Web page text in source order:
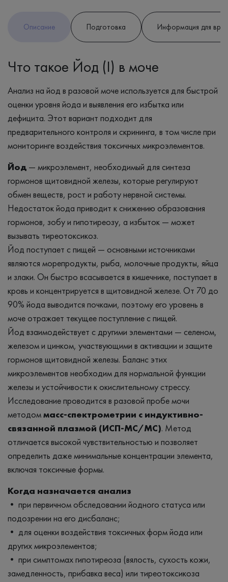
Описание Подготовка Информация для
Что такое Йод (I) в моче
Анализ на йод в разовой моче используется для быстрой
оценки уровня йода и выявления его избытка или
дефицита. Этот вариант подходит для
предварительного контроля и скрининга, в том числе при
мониторинге воздействия токсичных микроэлементов.
Йод — микроэлемент, необходимый для синтеза
гормонов щитовидной железы, которые регулируют
обмен веществ, рост и работу нервной системы.
Недостаток йода приводит к снижению образования
гормонов, зобу и гипотиреозу, а избыток — может
вызывать тиреотоксикоз.
Йод поступает с пищей — основными источниками
являются морепродукты, рыба, молочные продукты, яйца
и злаки. Он быстро всасывается в кишечнике, поступает в
кровь и концентрируется в щитовидной железе. От 70 до
90% йода выводится почками, поэтому его уровень в
моче отражает текущее поступление с пищей.
Йод взаимодействует с другими элементами — селеном,
железом и цинком, участвующими в активации и защите
гормонов щитовидной железы. Баланс этих
микроэлементов необходим для нормальной функции
железы и устойчивости к окислительному стрессу.
Исследование проводится в разовой пробе мочи
методоммасс-спектрометрии с индуктивно-
связанной плазмой (ИСП-МС/МС). Метод
отличается высокой чувствительностью и позволяет
определить даже минимальные концентрации элемента,
включая токсичные формы.
Когда назначается анализ
• при первичном обследовании йодного статуса или
подозрении на его дисбаланс;
• для оценки воздействия токсичных форм йода или
других микроэлементов;
• при симптомах гипотиреоза (вялость, сухость кожи,
замедленность, прибавка веса) или тиреотоксикоза